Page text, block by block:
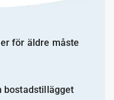
för äldre måste
bostadstillägget